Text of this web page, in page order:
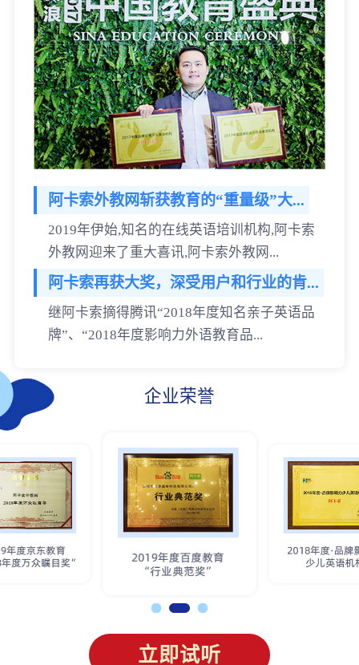
阿卡索外教网斩获教育的“重量级”大...
2019年伊始,知名的在线英语培训机构,阿卡索
外教网迎来了重大喜讯,阿卡索外教网...
阿卡索再获大奖，深受用户和行业的肯...
继阿卡索摘得腾讯“2018年度知名亲子英语品
牌”、“2018年度影响力外语教育品...
企业荣誉
立即试听